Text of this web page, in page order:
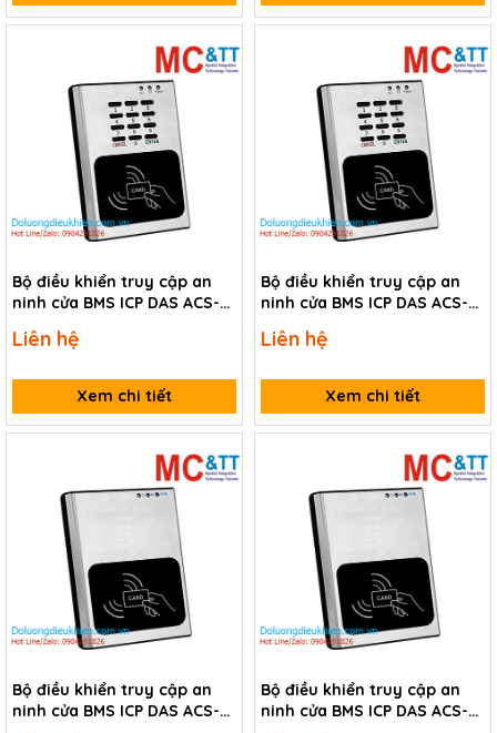
Bộ điều khiển truy cập an
ninh cửa BMS ICP DAS ACS-
Liên hệ
Xem chi tiết
Bộ điều khiển truy cập an
ninh cửa BMS ICP DAS ACS-
Liên hệ
Xem chi tiết
Bộ điều khiển truy cập an
ninh cửa BMS ICP DAS ACS-
Bộ điều khiển truy cập an
ninh cửa BMS ICP DAS ACS-